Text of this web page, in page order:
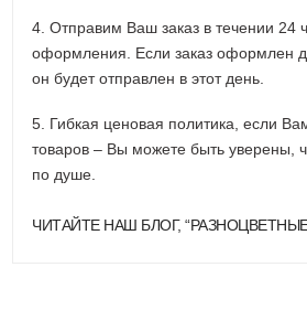
4. Отправим Ваш заказ в течении 24
оформления. Если заказ оформлен
он будет отправлен в этот день.
5. Гибкая ценовая политика, если
товаров – Вы можете быть уверены,
по душе.
ЧИТАЙТЕ НАШ БЛОГ, “